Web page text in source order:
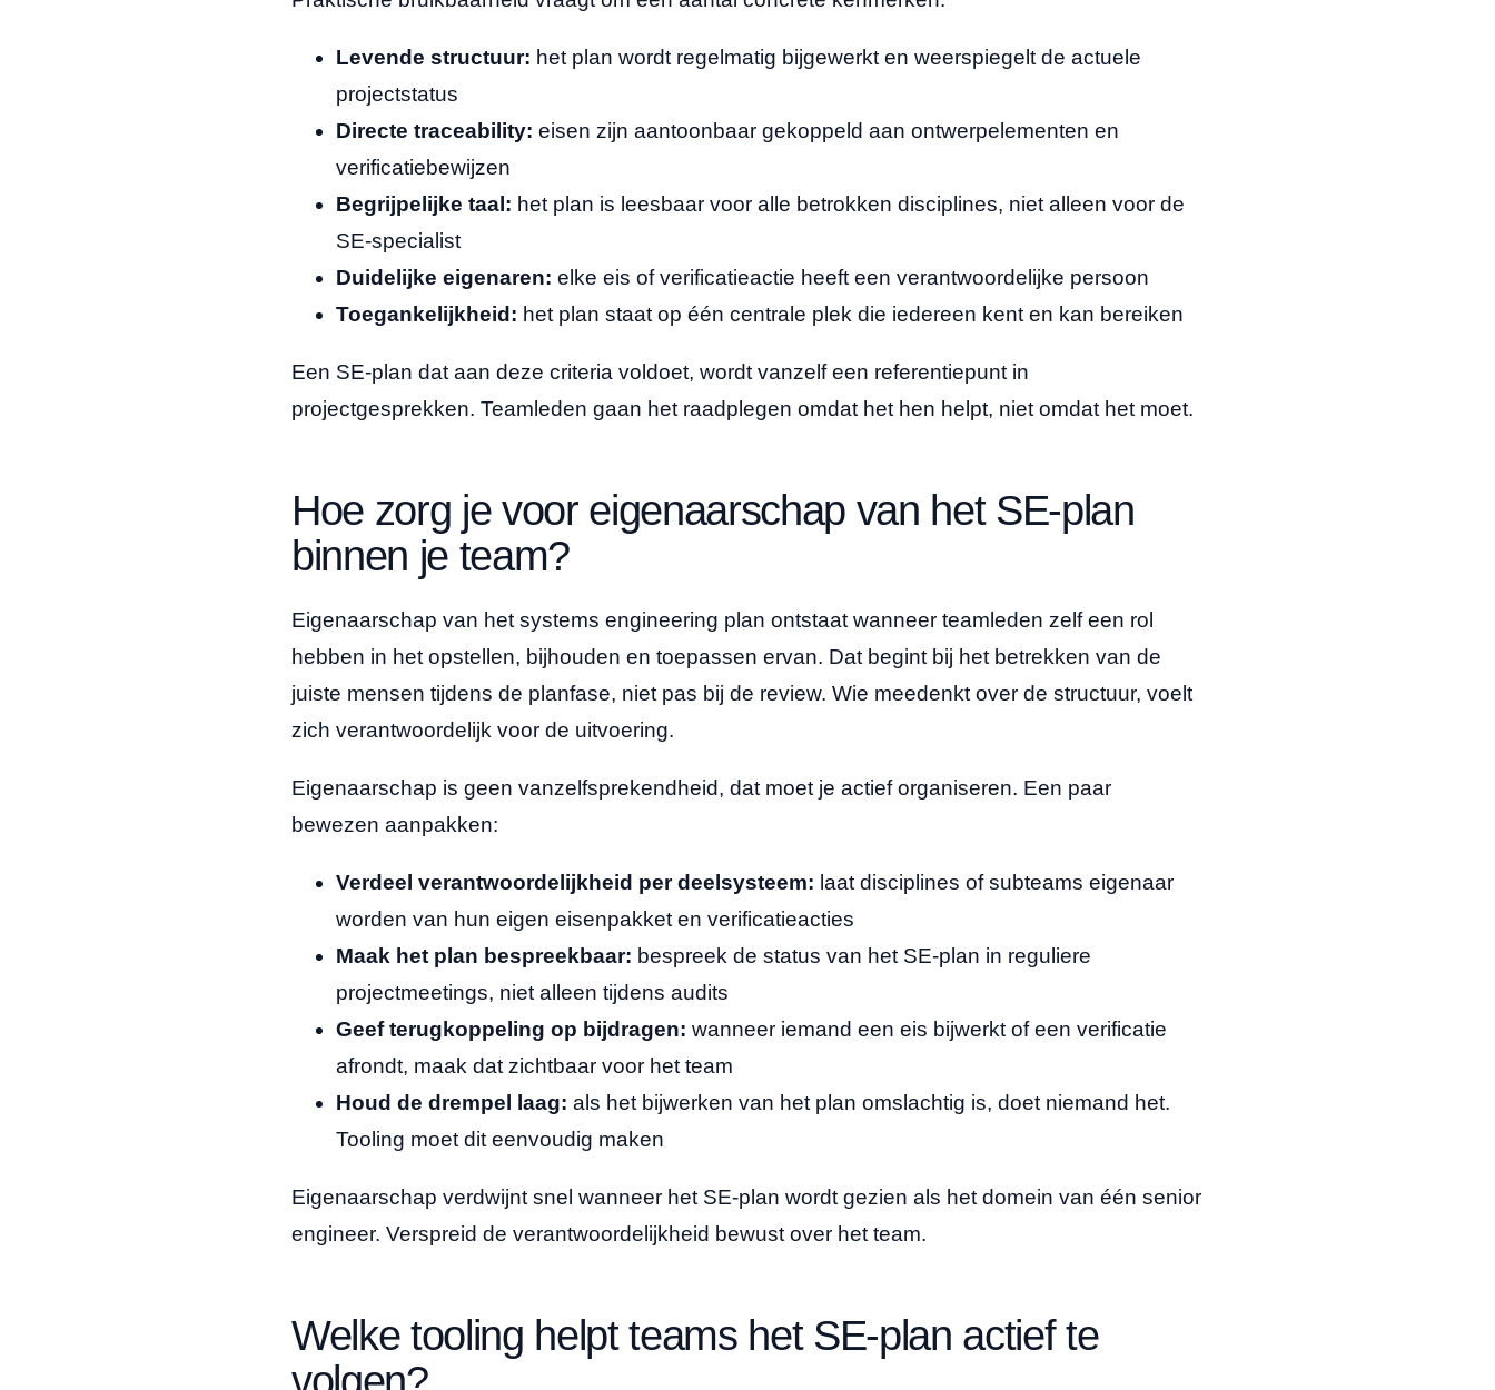
Levende structuur: het plan wordt regelmatig bijgewerkt en weerspiegelt de actuele
projectstatus
Directe traceability: eisen zijn aantoonbaar gekoppeld aan ontwerpelementen en
verificatiebewijzen
Begrijpelijke taal: het plan is leesbaar voor alle betrokken disciplines, niet alleen voor de
SE-specialist
Duidelijke eigenaren: elke eis of verificatieactie heeft een verantwoordelijke persoon
Toegankelijkheid: het plan staat op één centrale plek die iedereen kent en kan bereiken
Een SE-plan dat aan deze criteria voldoet, wordt vanzelf een referentiepunt in
projectgesprekken. Teamleden gaan het raadplegen omdat het hen helpt, niet omdat het moet.
Hoe zorg je voor eigenaarschap van het SE-plan
binnen je team?
Eigenaarschap van het systems engineering plan ontstaat wanneer teamleden zelf een rol
hebben in het opstellen, bijhouden en toepassen ervan. Dat begint bij het betrekken van de
juiste mensen tijdens de planfase, niet pas bij de review. Wie meedenkt over de structuur, voelt
zich verantwoordelijk voor de uitvoering.
Eigenaarschap is geen vanzelfsprekendheid, dat moet je actief organiseren. Een paar
bewezen aanpakken:
Verdeel verantwoordelijkheid per deelsysteem: laat disciplines of subteams eigenaar
worden van hun eigen eisenpakket en verificatieacties
Maak het plan bespreekbaar: bespreek de status van het SE-plan in reguliere
projectmeetings, niet alleen tijdens audits
Geef terugkoppeling op bijdragen: wanneer iemand een eis bijwerkt of een verificatie
afrondt, maak dat zichtbaar voor het team
Houd de drempel laag: als het bijwerken van het plan omslachtig is, doet niemand het.
Tooling moet dit eenvoudig maken
Eigenaarschap verdwijnt snel wanneer het SE-plan wordt gezien als het domein van één senior
engineer. Verspreid de verantwoordelijkheid bewust over het team.
Welke tooling helpt teams het SE-plan actief te